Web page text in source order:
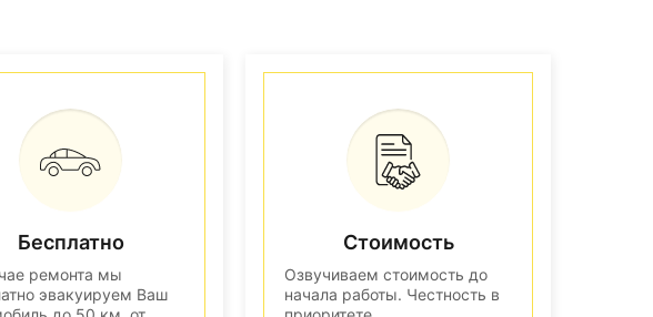
Бесплатно
ремонта мы
эвакуируем Ваш
Стоимость
Озвучиваем стоимость до
начала работы. Честность в